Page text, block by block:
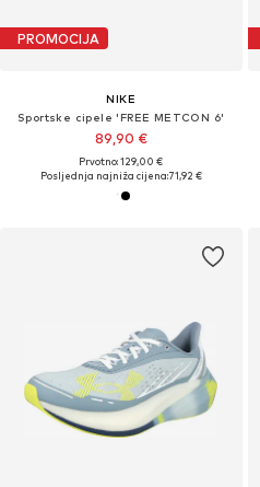
PROMOCIJA
NIKE
Sportske cipele 'FREE METCON 6'
89,90 €
Prvotno: 129,00 €
Posljednja najniža cijena:71,92 €